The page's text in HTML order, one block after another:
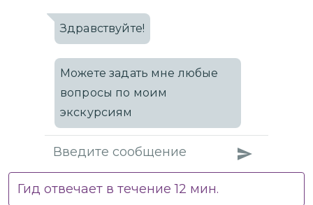
Здравствуйте!
Можете задать мне любые
вопросы по моим
экскурсиям
Гид отвечает в течение12 мин.